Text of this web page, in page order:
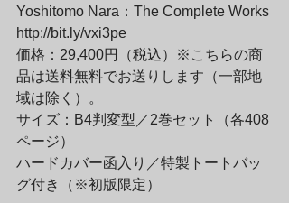
Yoshitomo Nara：The Complete Works
http://bit.ly/vxi3pe
価格：29,400円（税込）※こちらの商
品は送料無料でお送りします（一部地
域は除く）。
サイズ：B4判変型／2巻セット（各408
ページ）
ハードカバー函入り／特製トートバッ
グ付き（※初版限定）